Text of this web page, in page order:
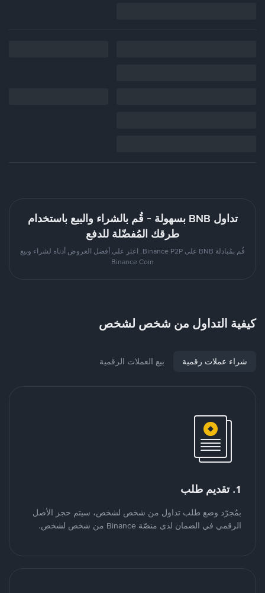
تداول BNB بسهولة - قُم بالشراء والبيع باستخدام
طرقك المُفضّلة للدفع
قُم بمُبادلة BNB على Binance P2P. اعثر على أفضل العروض أدناه لشراء وبيع
Binance Coin
كيفية التداول من شخص لشخص
شراء عملات رقمية بيع العملات الرقمية
1. تقديم طلب
بمُجرّد وضع طلب تداول من شخص لشخص، سيتم حجز الأصل
الرقمي في الضمان لدى منصّة Binance من شخص لشخص.